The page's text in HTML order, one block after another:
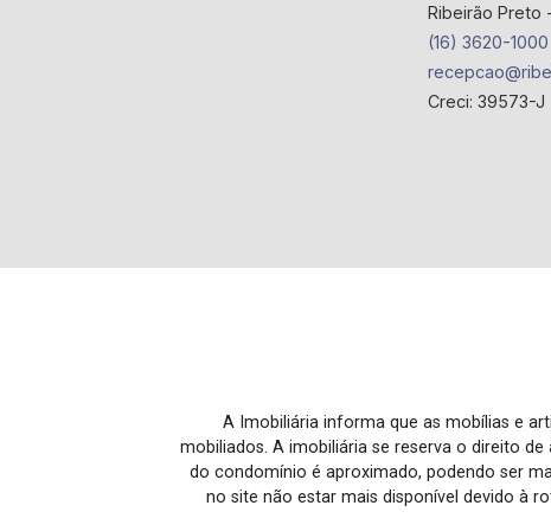
Ribeirão Preto
(16) 3620-1000
Creci: 39573-J
A Imobiliária informa que as mobílias e
mobiliados. A imobiliária se reserva o direito
do condomínio é aproximado, podendo ser
no site não estar mais disponível devido à